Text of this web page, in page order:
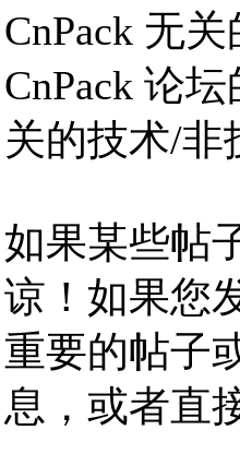
CnPack 无
CnPack 论
关的技术/非
如果某些帖
谅！如果您
重要的帖子
息，或者直